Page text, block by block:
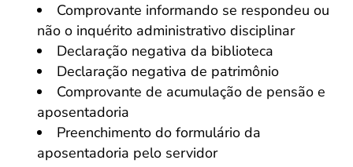
Comprovante informando se respondeu ou
não o inquérito administrativo disciplinar
Declaração negativa da biblioteca
Declaração negativa de patrimônio
Comprovante de acumulação de pensão e
aposentadoria
Preenchimento do formulário da
aposentadoria pelo servidor